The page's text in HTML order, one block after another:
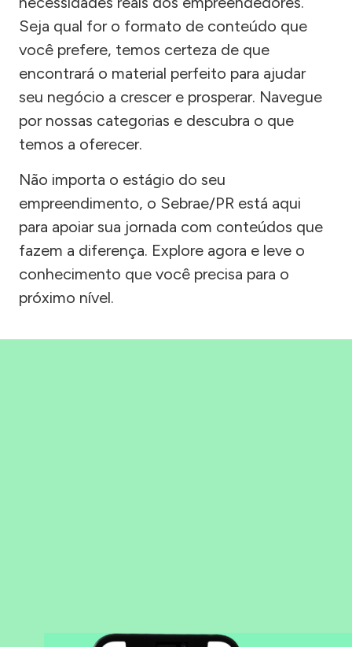
Seja qual for o formato de conteúdo que
você prefere, temos certeza de que
encontrará o material perfeito para ajudar
seu negócio a crescer e prosperar. Navegue
por nossas categorias e descubra o que
temos a oferecer.
Não importa o estágio do seu
empreendimento, o Sebrae/PR está aqui
para apoiar sua jornada com conteúdos que
fazem a diferença. Explore agora e leve o
conhecimento que você precisa para o
próximo nível.